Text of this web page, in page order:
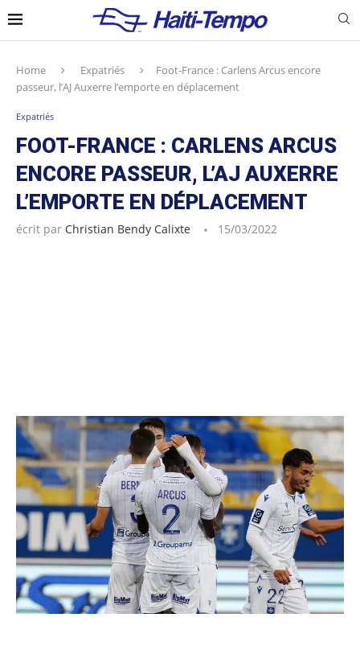
Home Expatriés
Foot-France : Carlens Arcus encore
passeur, l’AJ Auxerre l’emporte en déplacement
Expatriés
FOOT-FRANCE : CARLENS ARCUS
ENCORE PASSEUR, L’AJ AUXERRE
L’EMPORTE EN DÉPLACEMENT
écrit par Christian Bendy Calixte 15/03/2022